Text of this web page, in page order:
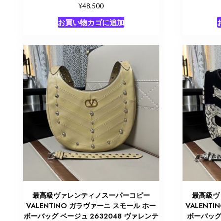
¥48,500
お買い物カゴに追加
最高級ヴァレンティノスーパーコピー
VALENTINO ガラヴァーニ スモール ホー
ボーバッグ ベージュ 2632048 ヴァレンテ
最高級
ボーバッ